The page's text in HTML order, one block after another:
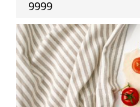
9999